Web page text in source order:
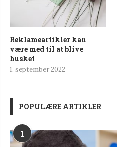
Reklameartikler kan
være med til at blive
husket
1. september 2022
POPULÆRE ARTIKLER
1